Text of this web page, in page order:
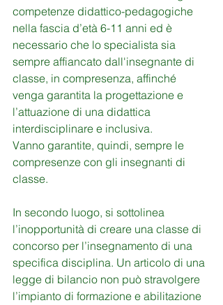
competenze didattico-pedagogiche
nella fascia d’età 6-11 anni ed è
necessario che lo specialista sia
sempre affiancato dall'insegnante di
classe, in compresenza, affinché
venga garantita la progettazione e
l’attuazione di una didattica
interdisciplinare e inclusiva.
Vanno garantite, quindi, sempre le
compresenze con gli insegnanti di
classe.
In secondo luogo, si sottolinea
l’inopportunità di creare una classe di
concorso per l’insegnamento di una
specifica disciplina. Un articolo di una
legge di bilancio non può stravolgere
l’impianto di formazione e abilitazione